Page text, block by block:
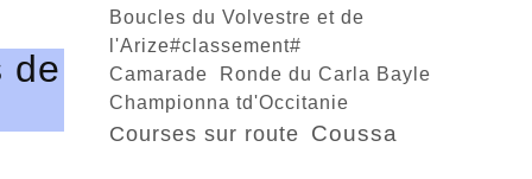
de
Boucles du Volvestre et de
l'Arize#classement#
Camarade
ronde du Carla Bayle
championna td'Occitanie
courses sur route Coussa